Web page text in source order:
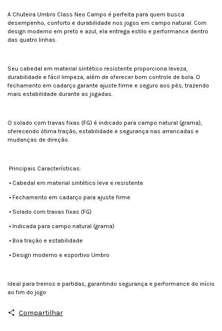
A Chuteira Umbro Class Neo Campo é perfeita para quem busca
desempenho, conforto e durabilidade nos jogos em campo natural. Com
design moderno em preto e azul, ela entrega estilo e performance dentro
das quatro linhas.
Seu cabedal em material sintético resistente proporciona leveza,
durabilidade e fácil limpeza, além de oferecer bom controle de bola. O
fechamento em cadarço garante ajuste firme e seguro aos pés, trazendo
mais estabilidade durante as jogadas.
O solado com travas fixas (FG) é indicado para campo natural (grama),
oferecendo ótima tração, estabilidade e segurança nas arrancadas e
mudanças de direção.
Principais Características:
• Cabedal em material sintético leve e resistente
• Fechamento em cadarço para ajuste firme
• Solado com travas fixas (FG)
• Indicada para campo natural (grama)
• Boa tração e estabilidade
• Design moderno e esportivo Umbro
Ideal para treinos e partidas, garantindo segurança e performance do início
ao fim do jogo
Compartilhar